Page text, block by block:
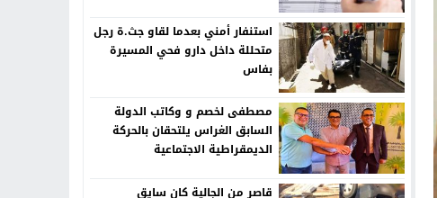
استنفار أمني بعدما لقاو جث.ة رجل
متحللة داخل دارو فحي المسيرة
بفاس
مصطفى لخصم و وكاتب الدولة
السابق الغراس يلتحقان بالحركة
الديمقراطية الاجتماعية
قاصر من الجالية كان سايق